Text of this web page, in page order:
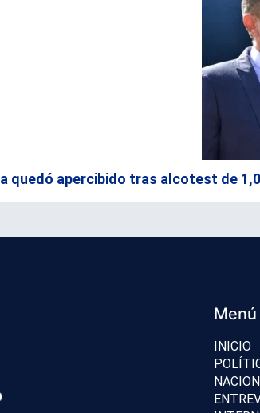
quedó apercibido tras alcotest de
Menú
INICIO